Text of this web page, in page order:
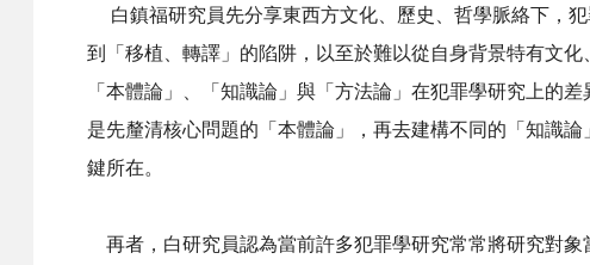
白鎮福研究員先分享東西方文化、歷史、哲學脈絡下，
到「移植、轉譯」的陷阱，以至於難以從自身背景特有文
「本體論」、「知識論」與「方法論」在犯罪學研究上的
是先釐清核心問題的「本體論」，再去建構不同的「知識
鍵所在。
再者，白研究員認為當前許多犯罪學研究常常將研究對